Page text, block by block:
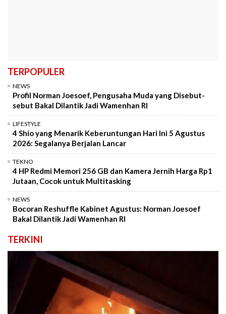
TERPOPULER
NEWS
Profil Norman Joesoef, Pengusaha Muda yang Disebut-
sebut Bakal Dilantik Jadi Wamenhan RI
LIFESTYLE
4 Shio yang Menarik Keberuntungan Hari Ini 5 Agustus
2026: Segalanya Berjalan Lancar
TEKNO
4 HP Redmi Memori 256 GB dan Kamera Jernih Harga Rp1
Jutaan, Cocok untuk Multitasking
NEWS
Bocoran Reshuffle Kabinet Agustus: Norman Joesoef
Bakal Dilantik Jadi Wamenhan RI
TERKINI